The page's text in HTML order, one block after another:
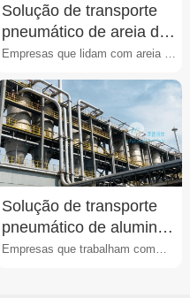
Solução de transporte
pneumático de areia de
sílica
Empresas que lidam com areia de
encontram dificulda···
Solução de transporte
pneumático de alumina
cerâmica
Empresas que trabalham com